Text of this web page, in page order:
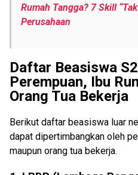
Rumah Tangga? 7 Skill
Perusahaan
Daftar Beasiswa
Perempuan, Ibu
Orang Tua Bekerja
Berikut daftar beasiswa luar
dapat dipertimbangkan oleh
maupun orang tua bekerja.